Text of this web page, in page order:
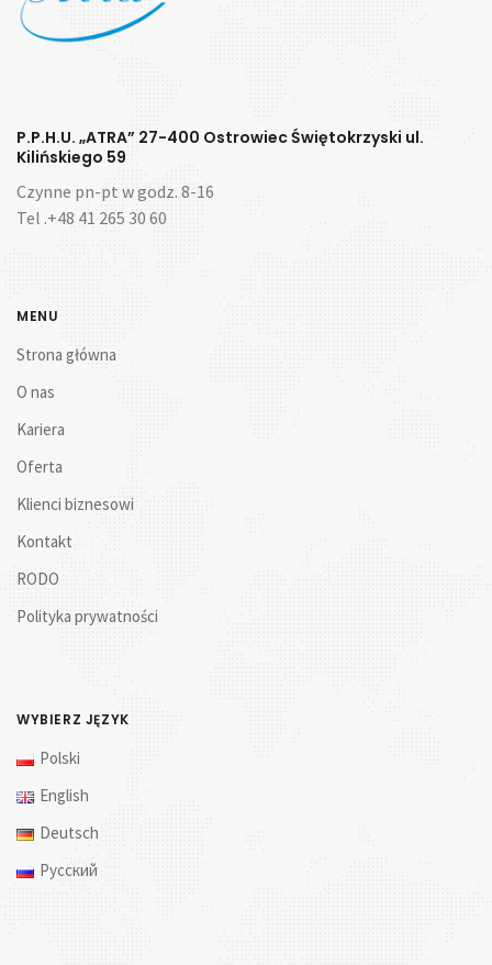
P.P.H.U. „ATRA” 27-400 Ostrowiec Świętokrzyski ul.
Kilińskiego 59
Czynne pn-pt w godz. 8-16
Tel .+48 41 265 30 60
MENU
Strona główna
O nas
Kariera
Oferta
Klienci biznesowi
Kontakt
RODO
Polityka prywatności
WYBIERZ JĘZYK
Polski
English
Deutsch
Русский